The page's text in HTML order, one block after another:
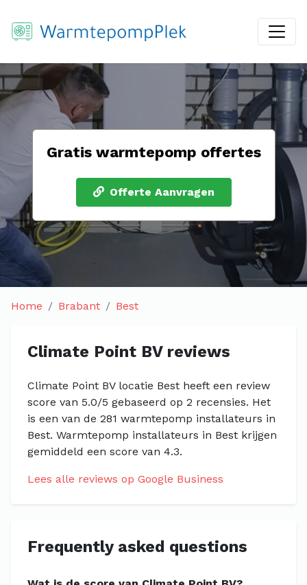
Gratis warmtepomp offertes
Offerte Aanvragen
Home Brabant Best
Climate Point BV reviews
Climate Point BV locatie Best heeft een review
score van 5.0/5 gebaseerd op 2 recensies. Het
is een van de 281 warmtepomp installateurs in
Best. Warmtepomp installateurs in Best krijgen
gemiddeld een score van 4.3.
Lees alle reviews op Google Business
Frequently asked questions